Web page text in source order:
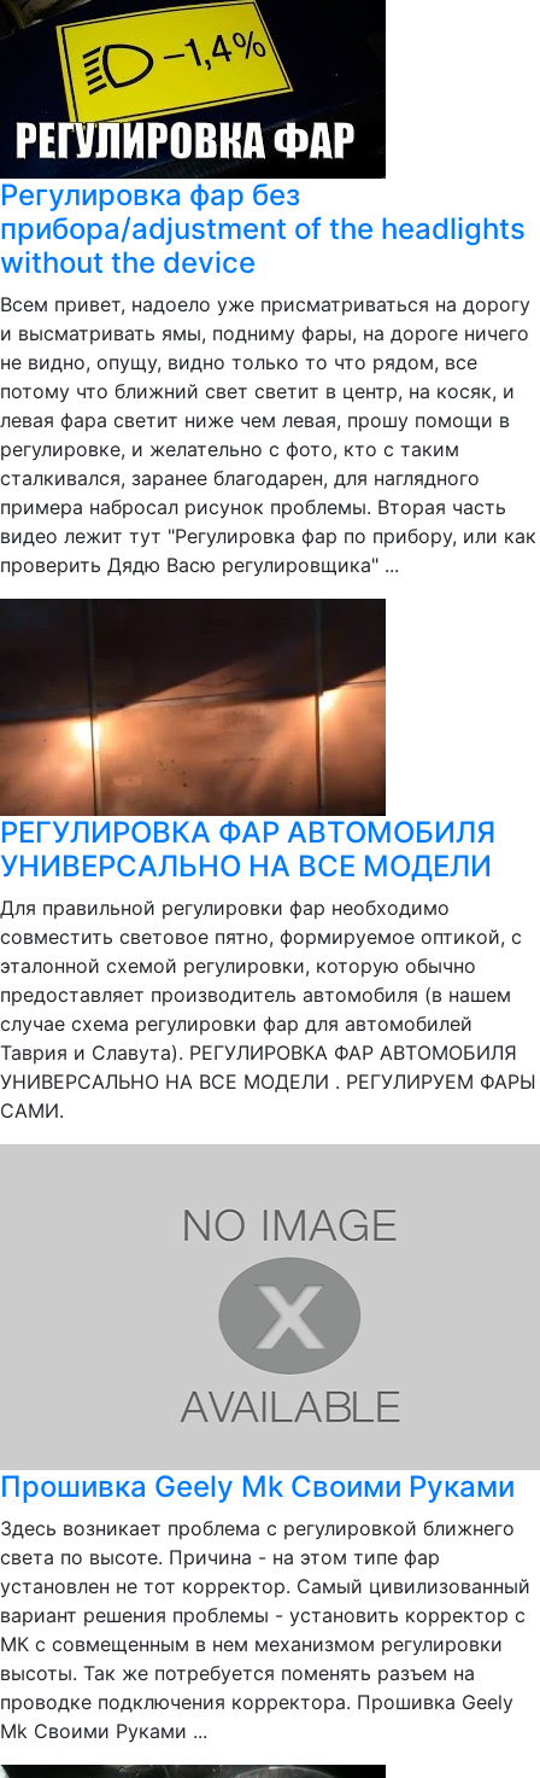
Регулировка фар без
прибора/adjustment of the headlights
without the device
Всем привет, надоело уже присматриваться на дорогу
и высматривать ямы, подниму фары, на дороге ничего
не видно, опущу, видно только то что рядом, все
потому что ближний свет светит в центр, на косяк, и
левая фара светит ниже чем левая, прошу помощи в
регулировке, и желательно с фото, кто с таким
сталкивался, заранее благодарен, для наглядного
примера набросал рисунок проблемы. Вторая часть
видео лежит тут "Регулировка фар по прибору, или как
проверить Дядю Васю регулировщика" ...
РЕГУЛИРОВКА ФАР АВТОМОБИЛЯ
УНИВЕРСАЛЬНО НА ВСЕ МОДЕЛИ
Для правильной регулировки фар необходимо
совместить световое пятно, формируемое оптикой, с
эталонной схемой регулировки, которую обычно
предоставляет производитель автомобиля (в нашем
случае схема регулировки фар для автомобилей
Таврия и Славута). РЕГУЛИРОВКА ФАР АВТОМОБИЛЯ
УНИВЕРСАЛЬНО НА ВСЕ МОДЕЛИ . РЕГУЛИРУЕМ ФАРЫ
САМИ.
Прошивка Geely Mk Своими Руками
Здесь возникает проблема с регулировкой ближнего
света по высоте. Причина - на этом типе фар
установлен не тот корректор. Самый цивилизованный
вариант решения проблемы - установить корректор с
МК с совмещенным в нем механизмом регулировки
высоты. Так же потребуется поменять разъем на
проводке подключения корректора. Прошивка Geely
Mk Своими Руками ...